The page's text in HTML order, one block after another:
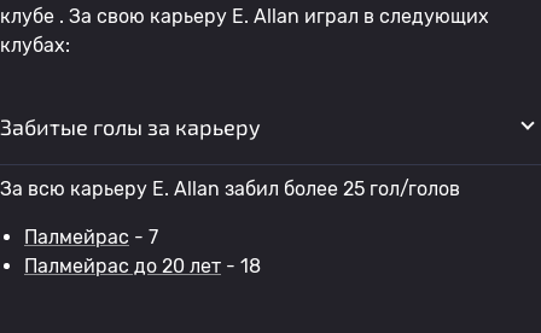
клубе . За свою карьеру E. Allan играл в следующих
клубах:
Забитые голы за карьеру
За всю карьеру E. Allan забил более 25 гол/голов
Палмейрас - 7
Палмейрас до 20 лет - 18